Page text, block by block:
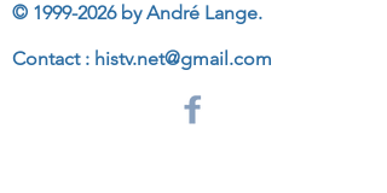
© 1999-2026by André Lange.
Contact : histv.net@gmail.com